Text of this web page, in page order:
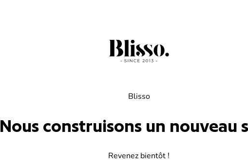
Blisso
Nous construisons un nouveau
Revenez bientôt !